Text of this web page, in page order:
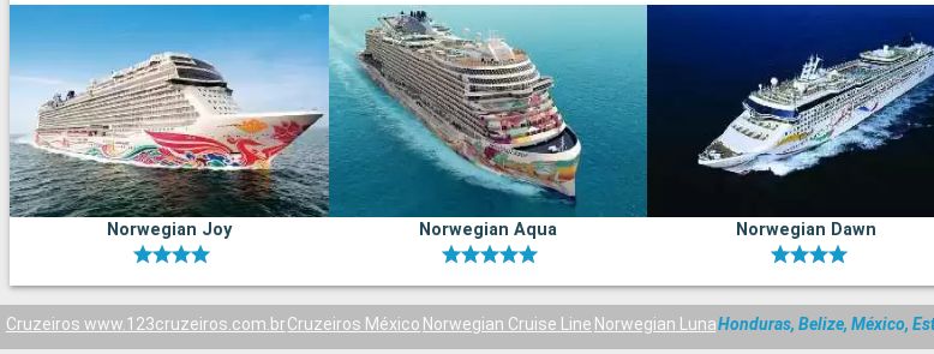
Norwegian Joy Norwegian Aqua Norwegian Dawn
Cruzeiros www.123cruzeiros.com.brCruzeiros México Norwegian Cruise Line Norwegian LunaHonduras, Belize, México,